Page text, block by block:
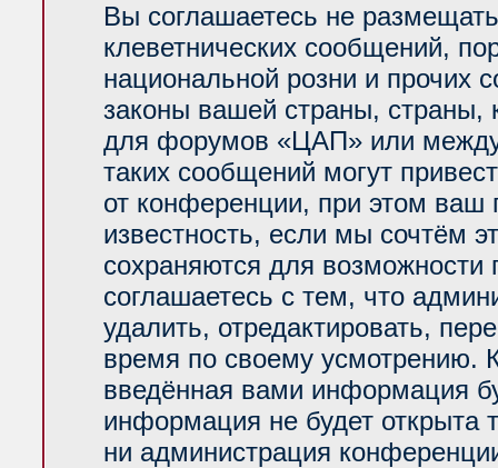
Вы соглашаетесь не
клеветнических сообщений,
национальной розни и прочих
законы вашей страны, страны,
для форумов «ЦАП» или
таких сообщений могут
от конференции, при этом ваш
известность, если мы сочтём
сохраняются для возможности
соглашаетесь с тем, что
удалить, отредактировать,
время по своему усмотрению.
введённая вами информация
информация не будет открыта
ни администрация